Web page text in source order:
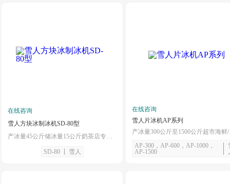
在线咨询
雪人方块冰制冰机SD-80型
产冰量45公斤储冰量15公斤奶茶店专用制冰机
SD-80 雪人
在线咨询
雪人片冰机AP系列
产
AP-300，AP-600，AP-1000，
AP-1500